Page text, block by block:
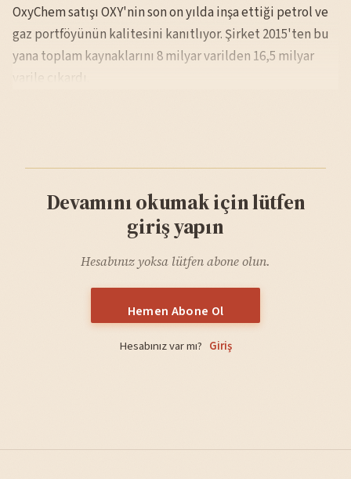
OxyChem satışı OXY'nin son on yılda inşa ettiği petrol ve
gaz portföyünün kalitesini kanıtlıyor. Şirket 2015'ten bu
yana toplam kaynaklarını 8 milyar varilden 16,5 milyar
varile çıkardı.
Devamını okumak için lütfen
giriş yapın
Hesabınız yoksa lütfen abone olun.
Hemen Abone Ol
Hesabınız var mı? Giriş